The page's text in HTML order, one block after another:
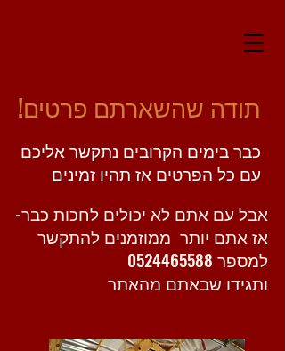
תודה שהשארתם פרטים!
כבר בימים הקרובים נתקשר אליכם
עם כל הפרטים אז תהיו זמינים
אבל עם אתם לא יכולים לחכות כבר-
אז אתם יותר ממוזמנים להתקשר
למספר 0524465588
ותגידו שבאתם מהאתר